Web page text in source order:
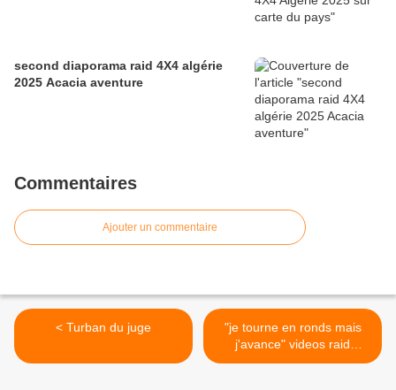
second diaporama raid 4X4 algérie
2025 Acacia aventure
Commentaires
Ajouter un commentaire
< Turban du juge
"je tourne en ronds mais
j'avance" videos raid
berbère 10/2009 >